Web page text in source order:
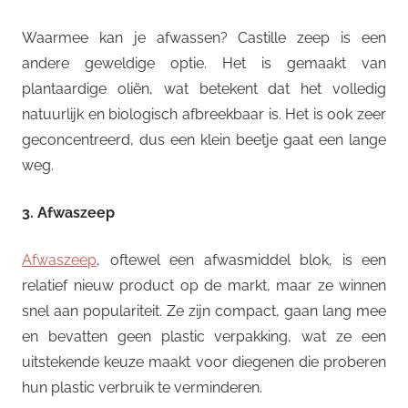
Waarmee kan je afwassen? Castille zeep is een
andere geweldige optie. Het is gemaakt van
plantaardige oliën, wat betekent dat het volledig
natuurlijk en biologisch afbreekbaar is. Het is ook zeer
geconcentreerd, dus een klein beetje gaat een lange
weg.
3. Afwaszeep
Afwaszeep, oftewel een afwasmiddel blok, is een
relatief nieuw product op de markt, maar ze winnen
snel aan populariteit. Ze zijn compact, gaan lang mee
en bevatten geen plastic verpakking, wat ze een
uitstekende keuze maakt voor diegenen die proberen
hun plastic verbruik te verminderen.